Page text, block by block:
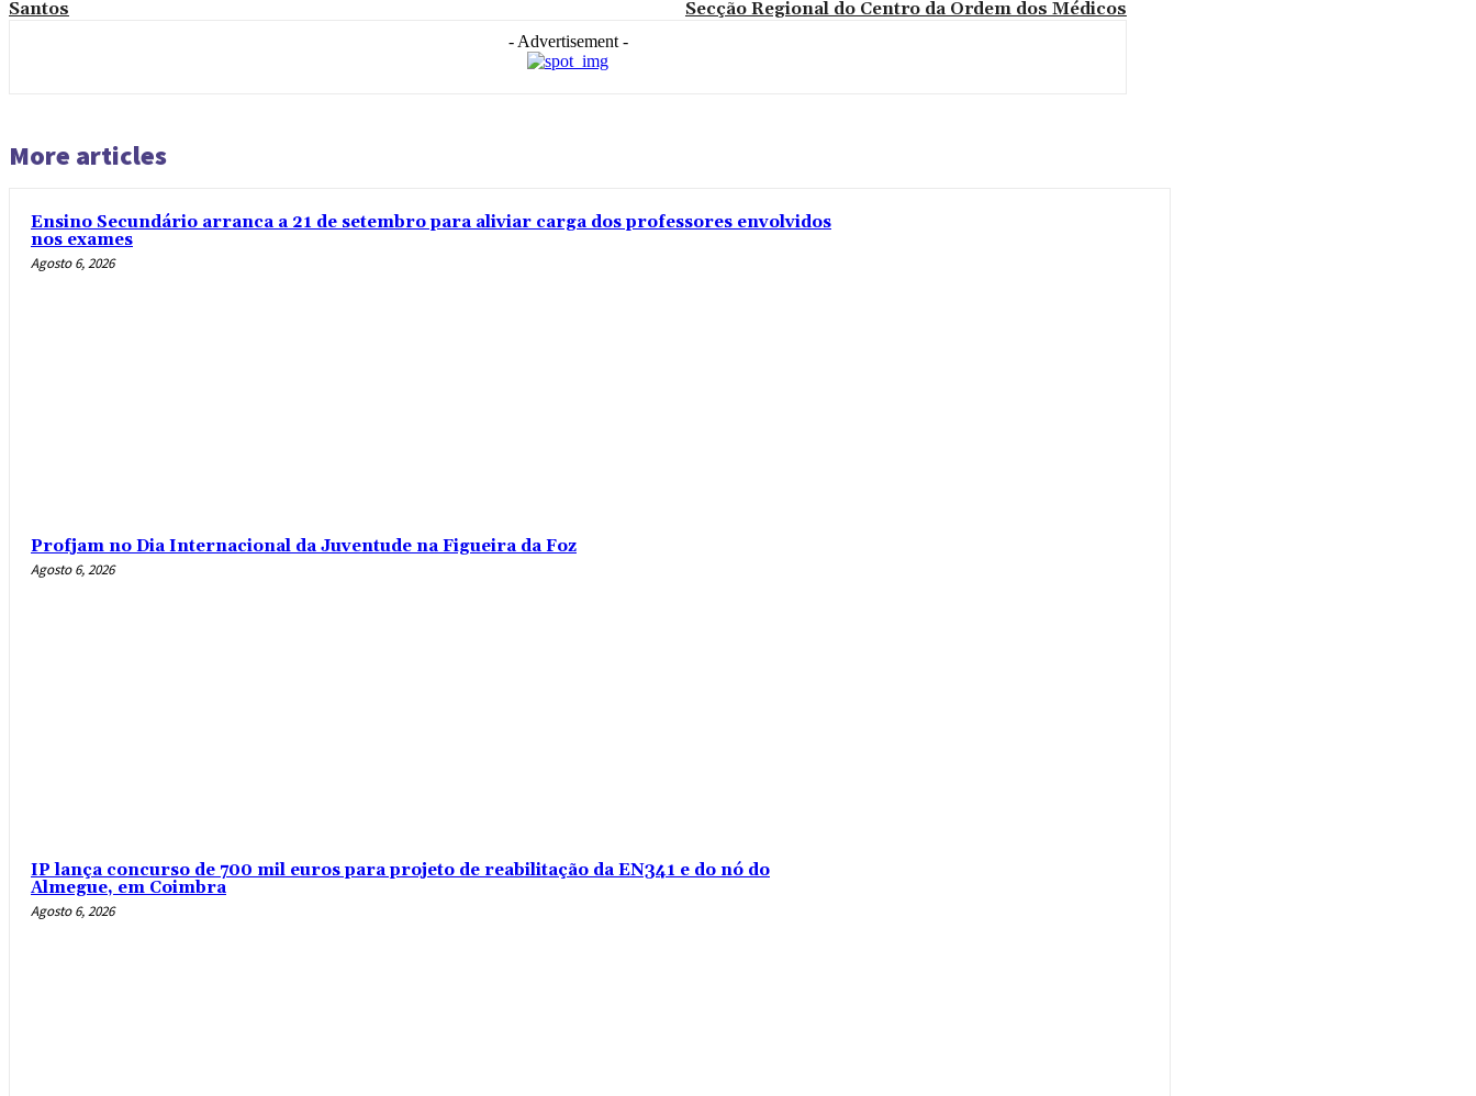
Santos
Secção Regional do Centro da Ordem dos Médicos
- Advertisement -
More articles
Ensino Secundário arranca a 21 de setembro para aliviar carga dos professores envolvidos
nos exames
Agosto 6, 2026
Profjam no Dia Internacional da Juventude na Figueira da Foz
Agosto 6, 2026
IP lança concurso de 700 mil euros para projeto de reabilitação da EN341 e do nó do
Almegue, em Coimbra
Agosto 6, 2026